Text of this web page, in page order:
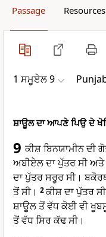
Passage Resources
1 ਸਮੂਏਲ 9
ਸ਼ਾਊਲ ਦਾ ਆਪਣੇ ਪਿਉ ਦੇ
9ਕੀਸ਼ ਬਿਨਯਾਮੀਨ
ਅਬੀਏਲ ਦਾ ਪੁੱਤਰ ਸੀ
ਦਾ ਪੁੱਤਰ ਸਰੂਰ ਸੀ।
ਤੋਂ ਸੀ। 2ਕੀਸ਼ ਦਾ ਪੁੱਤਰ
ਸ਼ਾਊਲ ਤੋਂ ਵੱਧ ਕੋਈ ਵੀ
ਤੋਂ ਵੱਧ ਸਿਰ ਕੱਢ ਸੀ।